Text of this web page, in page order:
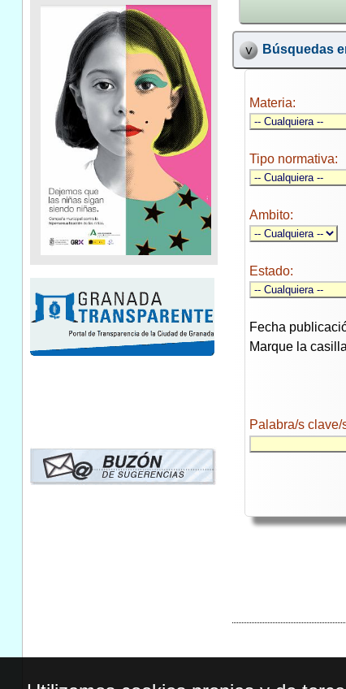
Búsquedas
Materia:
Tipo normativa:
Ambito:
Estado:
Fecha
Marque la
Palabra/s clave/